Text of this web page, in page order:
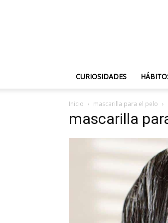
CURIOSIDADES
Inicio mascarilla para el pelo
mascarilla